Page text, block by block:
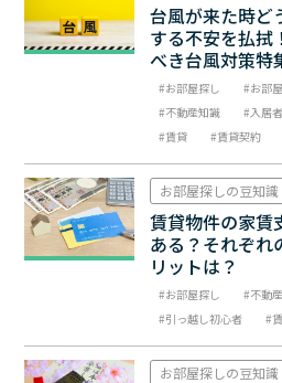
台風が来た時ど
する不安を払拭
べき台風対策特
お部屋探し お部
不動産知識
入居
賃貸
賃貸契約
お部屋探しの豆知識
賃貸物件の家賃
ある？それぞれ
リットは？
お部屋探し 不動
引っ越し初心者
お部屋探しの豆知識